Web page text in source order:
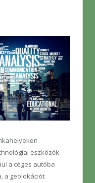
eszközök
a céges autóba
a geolokációt